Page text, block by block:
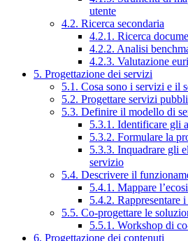
utente
4.2. Ricerca secondaria
4.2.1. Ricerca
4.2.2. Analisi
4.2.3. Valutazione
5. Progettazione dei servizi
5.1. Cosa sono i servizi e il
5.2. Progettare servizi
5.3. Definire il modello di
5.3.1. Identificare gli
5.3.2. Formulare la
5.3.3. Inquadrare gli
servizio
5.4. Descrivere il
5.4.1. Mappare
5.4.2. Rappresentare
5.5. Co-progettare le
5.5.1. Workshop di
6. Progettazione dei contenuti